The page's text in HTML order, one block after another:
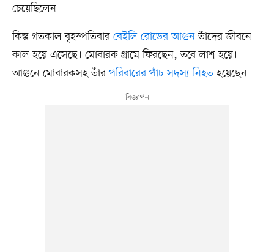
চেয়েছিলেন।
কিন্তু গতকাল বৃহস্পতিবার বেইলি রোডের আগুনতাঁদের জীবনে
কাল হয়ে এসেছে। মোবারক গ্রামে ফিরছেন, তবে লাশ হয়ে।
আগুনে মোবারকসহ তাঁর পরিবারের পাঁচ সদস্য নিহতহয়েছেন।